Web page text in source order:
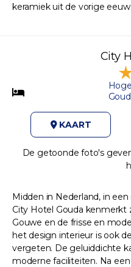
keramiek uit de vorige eeuw.
City
KAART
De getoonde foto's
Midden in Nederland, in
City Hotel Gouda kenmerkt
Gouwe en de frisse en
het design interieur is ook
vergeten. De geluiddichte
moderne faciliteiten. Na